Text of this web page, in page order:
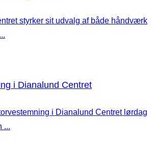
styrker sit udvalg af både håndværk
i Dianalund Centret
i Dianalund Centret lørdag
...